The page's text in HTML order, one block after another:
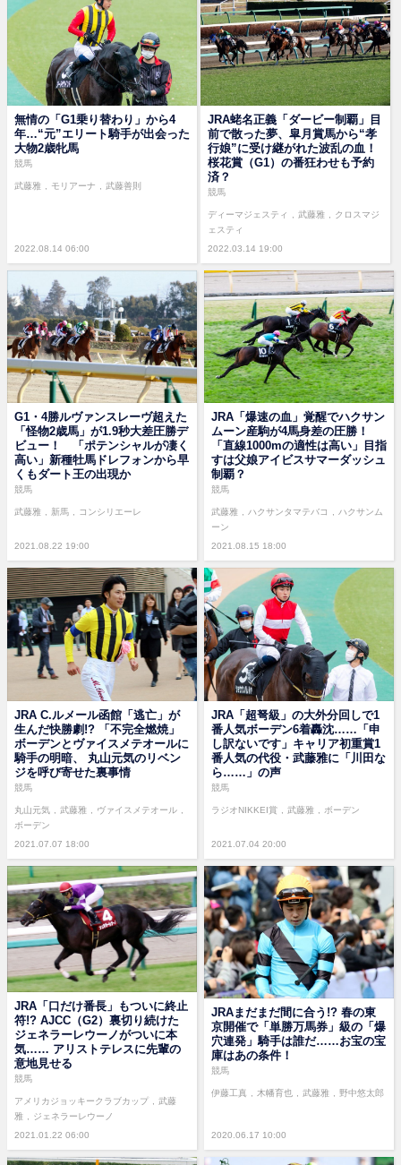
無情の「G1乗り替わり」から4
年…“元”エリート騎手が出会った
大物2歳牝馬
2022.08.14 06:00
競馬
武藤雅 モリアーナ 武藤善則
JRA蛯名正義「ダービー制覇」目
前で散った夢、皐月賞馬から“孝
行娘”に受け継がれた波乱の血！
桜花賞（G1）の番狂わせも予約
済？
2022.03.14 19:00
競馬
ディーマジェスティ 武藤雅
クロスマジ
ェスティ
G1・4勝ルヴァンスレーヴ超えた
「怪物2歳馬」が1.9秒大差圧勝デ
ビュー！ 「ポテンシャルが凄く
高い」新種牡馬ドレフォンから早
くもダート王の出現か
2021.08.22 19:00
競馬
武藤雅 新馬 コンシリエーレ
JRA「爆速の血」覚醒でハクサン
ムーン産駒が4馬身差の圧勝！
「直線1000mの適性は高い」目指
すは父娘アイビスサマーダッシュ
制覇？
2021.08.15 18:00
競馬
武藤雅 ハクサンタマテバコ
ハクサンム
ーン
JRA C.ルメール函館「逃亡」が
生んだ快勝劇!? 「不完全燃焼」
ボーデンとヴァイスメテオールに
騎手の明暗、 丸山元気のリベン
ジを呼び寄せた裏事情
2021.07.07 18:00
競馬
丸山元気 武藤雅
ヴァイスメテオール
ボーデン
JRA「超弩級」の大外分回しで1
番人気ボーデン6着轟沈……「申
し訳ないです」キャリア初重賞1
番人気の代役・武藤雅に「川田な
ら……」の声
2021.07.04 20:00
競馬
ラジオNIKKEI賞 武藤雅 ボーデン
JRA「口だけ番長」もついに終止
符!? AJCC（G2）裏切り続けた
ジェネラーレウーノがついに本
気…… アリストテレスに先輩の
意地見せる
2021.01.22 06:00
競馬
アメリカジョッキークラブカップ
武藤
雅
ジェネラーレウーノ
JRAまだまだ間に合う!? 春の東
京開催で「単勝万馬券」級の「爆
穴連発」騎手は誰だ……お宝の宝
庫はあの条件！
2020.06.17 10:00
競馬
伊藤工真 木幡育也 武藤雅 野中悠太郎